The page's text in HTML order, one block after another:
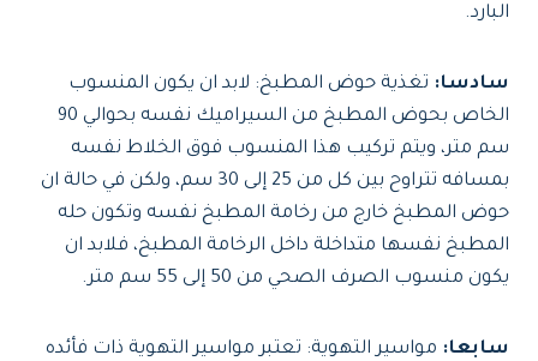
البارد.
سادسا: تغذية حوض المطبخ: لابد ان يكون المنسوب
الخاص بحوض المطبخ من السيراميك نفسه بحوالي 90
سم متر، ويتم تركيب هذا المنسوب فوق الخلاط نفسه
بمسافه تتراوح بين كل من 25 إلى 30 سم، ولكن في حالة ان
حوض المطبخ خارج من رخامة المطبخ نفسه وتكون حله
المطبخ نفسها متداخلة داخل الرخامة المطبخ، فلابد ان
يكون منسوب الصرف الصحي من 50 إلى 55 سم متر.
سابعا: مواسير التهوية: تعتبر مواسير التهوية ذات فأئده